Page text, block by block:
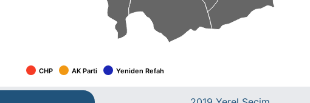
CHP AK Parti Yeniden Refah